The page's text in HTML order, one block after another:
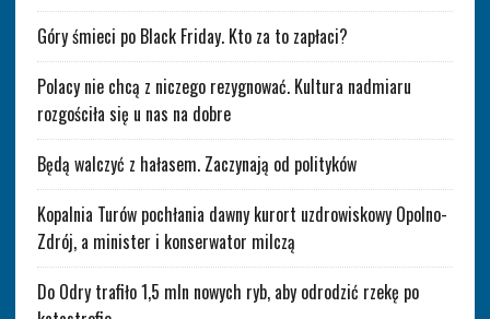
Góry śmieci po Black Friday. Kto za to zapłaci?
Polacy nie chcą z niczego rezygnować. Kultura nadmiaru
rozgościła się u nas na dobre
Będą walczyć z hałasem. Zaczynają od polityków
Kopalnia Turów pochłania dawny kurort uzdrowiskowy Opolno-
Zdrój, a minister i konserwator milczą
Do Odry trafiło 1,5 mln nowych ryb, aby odrodzić rzekę po